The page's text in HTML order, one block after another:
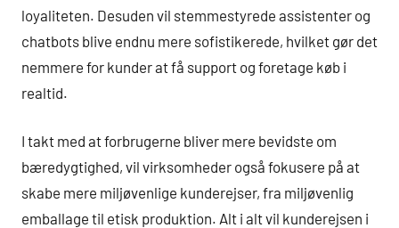
loyaliteten. Desuden vil stemmestyrede assistenter og
chatbots blive endnu mere sofistikerede, hvilket gør det
nemmere for kunder at få support og foretage køb i
realtid.
I takt med at forbrugerne bliver mere bevidste om
bæredygtighed, vil virksomheder også fokusere på at
skabe mere miljøvenlige kunderejser, fra miljøvenlig
emballage til etisk produktion. Alt i alt vil kunderejsen i